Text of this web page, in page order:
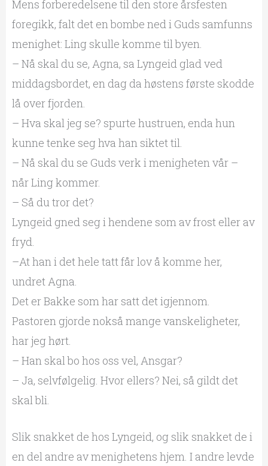
Mens forberedelsene til den store årsfesten
foregikk, falt det en bombe ned i Guds samfunns
menighet: Ling skulle komme til byen.
– Nå skal du se, Agna, sa Lyngeid glad ved
middagsbordet, en dag da høstens første skodde
lå over fjorden.
– Hva skal jeg se? spurte hustruen, enda hun
kunne tenke seg hva han siktet til.
– Nå skal du se Guds verk i menigheten vår –
når Ling kommer.
– Så du tror det?
Lyngeid gned seg i hendene som av frost eller av
fryd.
–At han i det hele tatt får lov å komme her,
undret Agna.
Det er Bakke som har satt det igjennom.
Pastoren gjorde nokså mange vanskeligheter,
har jeg hørt.
– Han skal bo hos oss vel, Ansgar?
– Ja, selvfølgelig. Hvor ellers? Nei, så gildt det
skal bli.
Slik snakket de hos Lyngeid, og slik snakket de i
en del andre av menighetens hjem. I andre levde